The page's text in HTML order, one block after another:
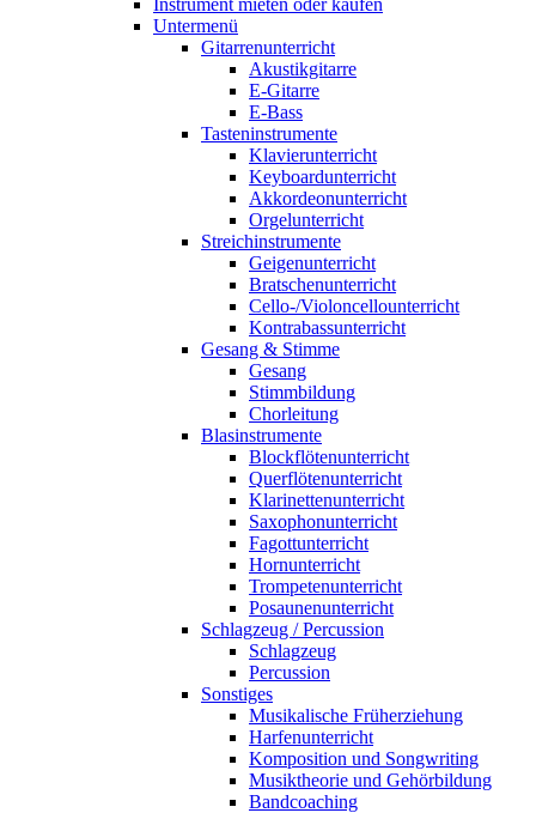
Untermenü
Gitarrenunterricht
Akustikgitarre
E-Gitarre
E-Bass
Tasteninstrumente
Klavierunterricht
Keyboardunterricht
Akkordeonunterricht
Orgelunterricht
Streichinstrumente
Geigenunterricht
Bratschenunterricht
Cello-/Violoncellounterricht
Kontrabassunterricht
Gesang & Stimme
Gesang
Stimmbildung
Chorleitung
Blasinstrumente
Blockflötenunterricht
Querflötenunterricht
Klarinettenunterricht
Saxophonunterricht
Fagottunterricht
Hornunterricht
Trompetenunterricht
Posaunenunterricht
Schlagzeug / Percussion
Schlagzeug
Percussion
Sonstiges
Musikalische Früherziehung
Harfenunterricht
Komposition und Songwriting
Musiktheorie und Gehörbildung
Bandcoaching